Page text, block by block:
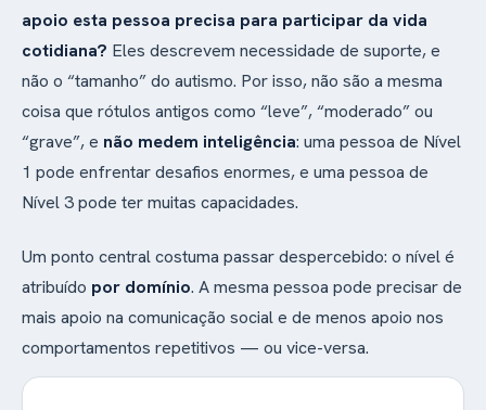
apoio esta pessoa precisa para participar da vida
cotidiana? Eles descrevem necessidade de suporte, e
não o “tamanho” do autismo. Por isso, não são a mesma
coisa que rótulos antigos como “leve”, “moderado” ou
“grave”, e não medem inteligência: uma pessoa de Nível
1 pode enfrentar desafios enormes, e uma pessoa de
Nível 3 pode ter muitas capacidades.
Um ponto central costuma passar despercebido: o nível é
atribuído por domínio. A mesma pessoa pode precisar de
mais apoio na comunicação social e de menos apoio nos
comportamentos repetitivos — ou vice-versa.